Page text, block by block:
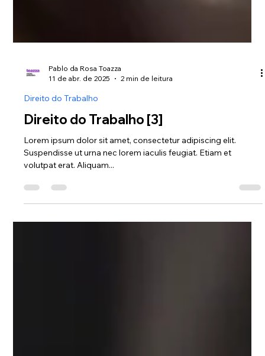
11 de abr. de 2025
Direito do Trabalho
Direito do Trabalho [3]
Lorem ipsum dolor sit amet, consectetur adipiscing elit.
volutpat erat. Aliquam...